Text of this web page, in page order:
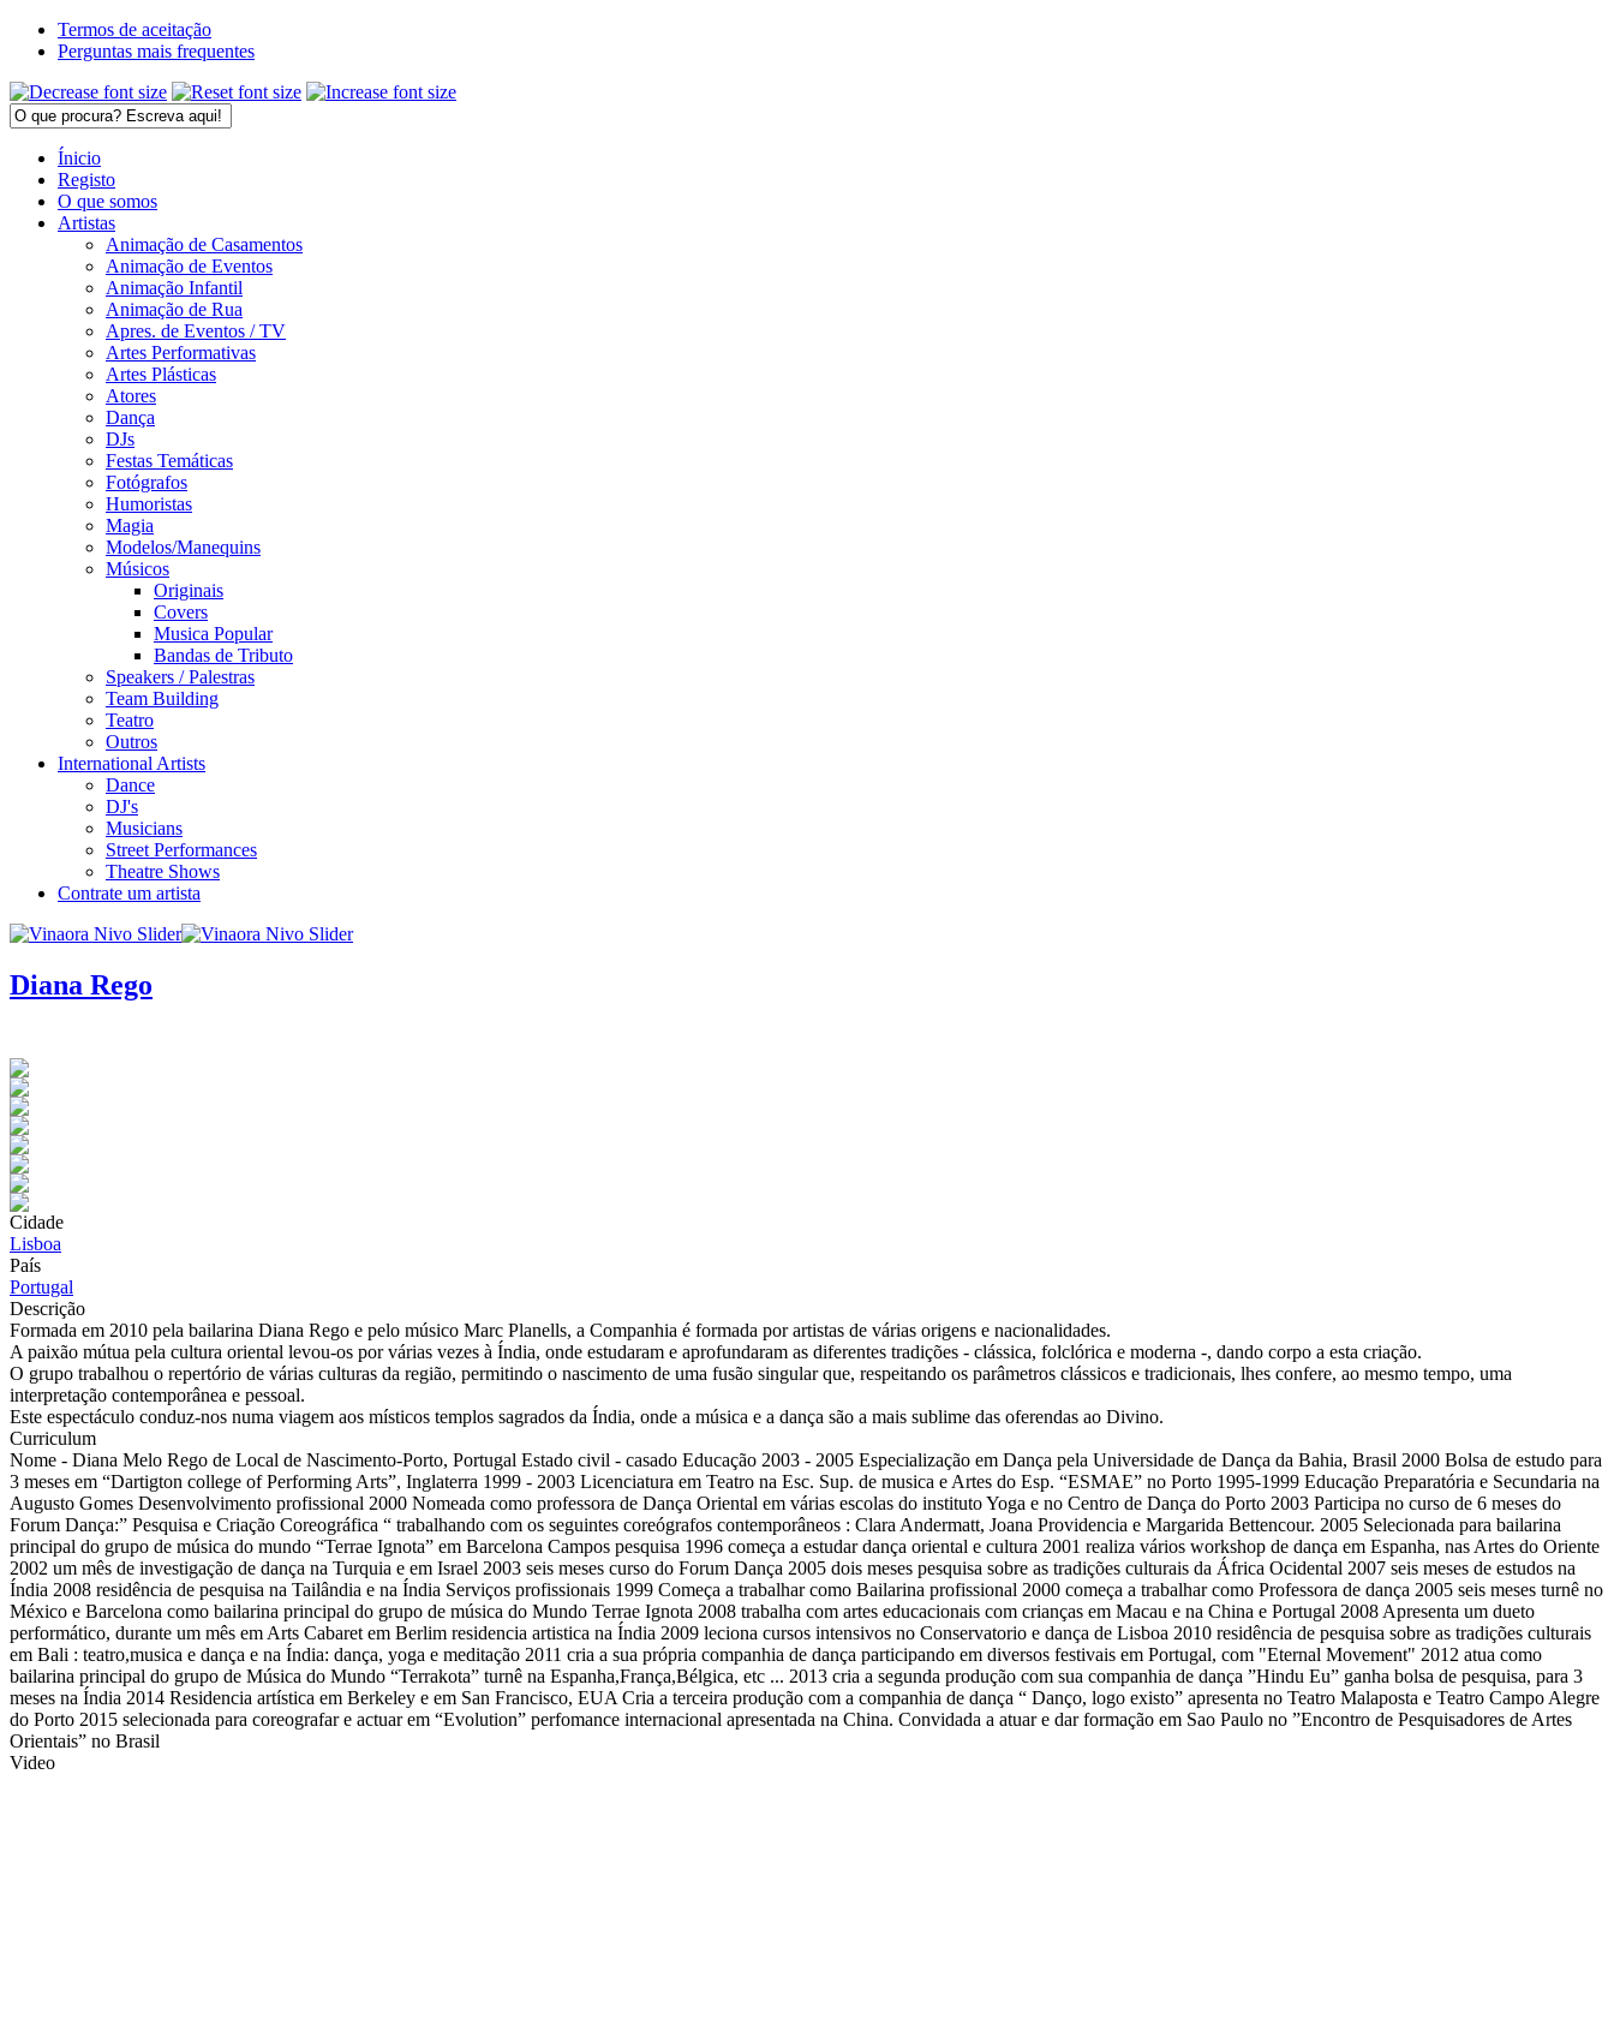
Termos de aceitação
Perguntas mais frequentes
Ínicio
Registo
O que somos
Artistas
Animação de Casamentos
Animação de Eventos
Animação Infantil
Animação de Rua
Apres. de Eventos / TV
Artes Performativas
Artes Plásticas
Atores
Dança
DJs
Festas Temáticas
Fotógrafos
Humoristas
Magia
Modelos/Manequins
Músicos
Originais
Covers
Musica Popular
Bandas de Tributo
Speakers / Palestras
Team Building
Teatro
Outros
International Artists
Dance
DJ's
Musicians
Street Performances
Theatre Shows
Contrate um artista
Diana Rego
Cidade
Lisboa
País
Portugal
Descrição
Formada em 2010 pela bailarina Diana Rego e pelo músico Marc Planells, a Companhia é formada por artistas de várias origens e nacionalidades.
A paixão mútua pela cultura oriental levou-os por várias vezes à Índia, onde estudaram e aprofundaram as diferentes tradições - clássica, folclórica e moderna -, dando corpo a esta criação.
O grupo trabalhou o repertório de várias culturas da região, permitindo o nascimento de uma fusão singular que, respeitando os parâmetros clássicos e tradicionais, lhes confere, ao mesmo tempo, uma
interpretação contemporânea e pessoal.
Este espectáculo conduz-nos numa viagem aos místicos templos sagrados da Índia, onde a música e a dança são a mais sublime das oferendas ao Divino.
Curriculum
Nome - Diana Melo Rego de Local de Nascimento-Porto, Portugal Estado civil - casado Educação 2003 - 2005 Especialização em Dança pela Universidade de Dança da Bahia, Brasil 2000 Bolsa de estudo para
3 meses em “Dartigton college of Performing Arts”, Inglaterra 1999 - 2003 Licenciatura em Teatro na Esc. Sup. de musica e Artes do Esp. “ESMAE” no Porto 1995-1999 Educação Preparatória e Secundaria na
Augusto Gomes Desenvolvimento profissional 2000 Nomeada como professora de Dança Oriental em várias escolas do instituto Yoga e no Centro de Dança do Porto 2003 Participa no curso de 6 meses do
Forum Dança:” Pesquisa e Criação Coreográfica “ trabalhando com os seguintes coreógrafos contemporâneos : Clara Andermatt, Joana Providencia e Margarida Bettencour. 2005 Selecionada para bailarina
principal do grupo de música do mundo “Terrae Ignota” em Barcelona Campos pesquisa 1996 começa a estudar dança oriental e cultura 2001 realiza vários workshop de dança em Espanha, nas Artes do Oriente
2002 um mês de investigação de dança na Turquia e em Israel 2003 seis meses curso do Forum Dança 2005 dois meses pesquisa sobre as tradições culturais da África Ocidental 2007 seis meses de estudos na
Índia 2008 residência de pesquisa na Tailândia e na Índia Serviços profissionais 1999 Começa a trabalhar como Bailarina profissional 2000 começa a trabalhar como Professora de dança 2005 seis meses turnê no
México e Barcelona como bailarina principal do grupo de música do Mundo Terrae Ignota 2008 trabalha com artes educacionais com crianças em Macau e na China e Portugal 2008 Apresenta um dueto
performático, durante um mês em Arts Cabaret em Berlim residencia artistica na Índia 2009 leciona cursos intensivos no Conservatorio e dança de Lisboa 2010 residência de pesquisa sobre as tradições culturais
em Bali : teatro,musica e dança e na Índia: dança, yoga e meditação 2011 cria a sua própria companhia de dança participando em diversos festivais em Portugal, com "Eternal Movement" 2012 atua como
bailarina principal do grupo de Música do Mundo “Terrakota” turnê na Espanha,França,Bélgica, etc ... 2013 cria a segunda produção com sua companhia de dança ”Hindu Eu” ganha bolsa de pesquisa, para 3
meses na Índia 2014 Residencia artística em Berkeley e em San Francisco, EUA Cria a terceira produção com a companhia de dança “ Danço, logo existo” apresenta no Teatro Malaposta e Teatro Campo Alegre
do Porto 2015 selecionada para coreografar e actuar em “Evolution” perfomance internacional apresentada na China. Convidada a atuar e dar formação em Sao Paulo no ”Encontro de Pesquisadores de Artes
Orientais” no Brasil
Video